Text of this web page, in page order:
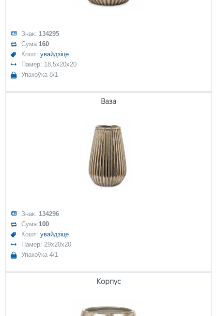
Знак: 134295
Сума160
Кошт:увайдзіце
Памер: 18,5x20x20
Упакоўка 8/1
Ваза
Знак: 134296
Сума100
Кошт:увайдзіце
Памер: 29x20x20
Упакоўка 4/1
Корпус